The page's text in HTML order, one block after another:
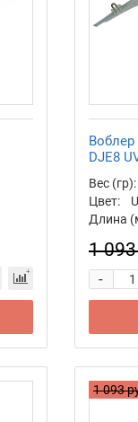
Воблер
DJE8
Вес (гр):
Цвет:
Длина
1
-
1 093